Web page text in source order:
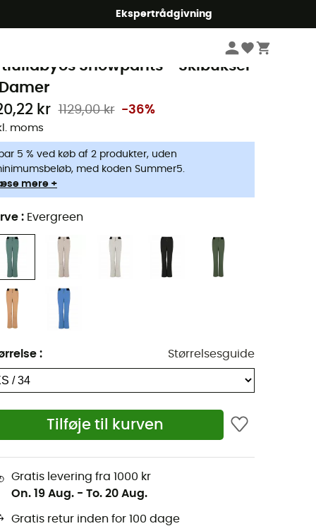
Ekspertrådgivning
Beklædning damer Bukser Damer Skibukser damer
Snowpants - Skibukser
kr 1129,00 kr -36%
moms
5 % ved køb af 2 produkter, uden
med koden Summer5.
mere +
: Evergreen
: Størrelsesguide
Tilføje til kurven
Gratis levering fra 1000 kr
On. 19 Aug. - To. 20 Aug.
Gratis retur inden for 100 dage